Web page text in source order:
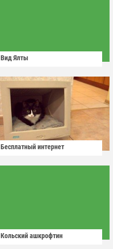
Вид Ялты
Бесплатный интернет
Кольский ашкрофтин